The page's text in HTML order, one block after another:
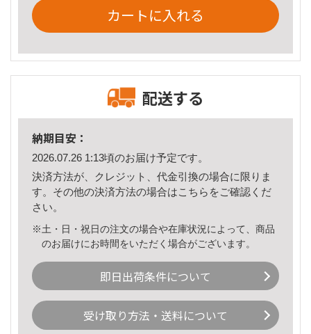
カートに入れる
配送する
納期目安：
2026.07.26 1:13頃のお届け予定です。
決済方法が、クレジット、代金引換の場合に限りま
す。その他の決済方法の場合はこちら をご確認くだ
さい。
※土・日・祝日の注文の場合や在庫状況によって、商品
のお届けにお時間をいただく場合がございます。
即日出荷条件について
受け取り方法・送料について